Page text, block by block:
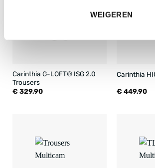
WEIGEREN
Carinthia G-LOFT® ISG 2.0
Trousers
€ 329,90
Carinthia
€ 449,90